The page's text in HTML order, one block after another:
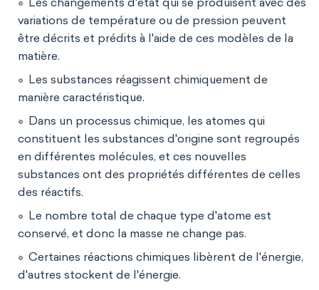
variations de température ou de pression peuvent
être décrits et prédits à l'aide de ces modèles de la
matière.
Les substances réagissent chimiquement de
manière caractéristique.
Dans un processus chimique, les atomes qui
constituent les substances d'origine sont regroupés
en différentes molécules, et ces nouvelles
substances ont des propriétés différentes de celles
des réactifs.
Le nombre total de chaque type d'atome est
conservé, et donc la masse ne change pas.
Certaines réactions chimiques libèrent de l'énergie,
d'autres stockent de l'énergie.